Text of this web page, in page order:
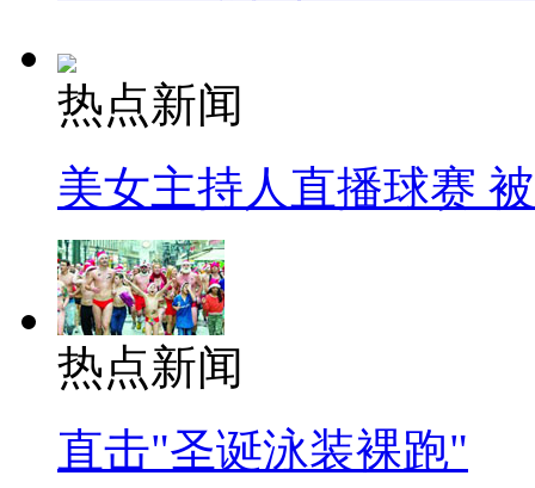
热点新闻
美女主持人直播球赛
热点新闻
直击"圣诞泳装裸跑"